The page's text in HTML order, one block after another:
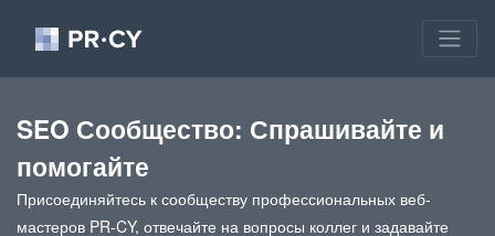
SEO Сообщество: Спрашивайте и
помогайте
Присоединяйтесь к сообществу профессиональных веб-
мастеров PR-CY, отвечайте на вопросы коллег и задавайте